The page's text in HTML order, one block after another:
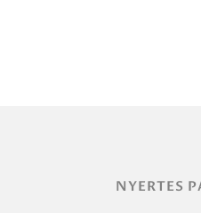
NYERTES